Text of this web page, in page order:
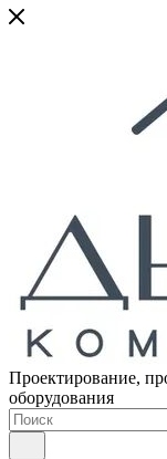
Проектирование,
оборудования